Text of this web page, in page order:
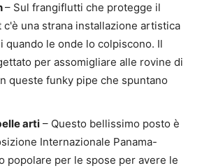
– Sul frangiflutti che protegge il
una strana installazione artistica
quando le onde lo colpiscono. Il
per assomigliare alle rovine di
queste funky pipe che spuntano
arti – Questo bellissimo posto è
Internazionale Panama-
popolare per le spose per avere le